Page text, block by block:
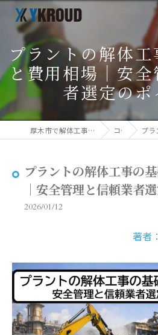
プラントの解体
と費用相場｜安
者選定のポ
厚木市で解体工事ならワイクラウド株式会社 コラム プラント
プラントの解体工事の
｜安全管理と信頼業者
2026/01/12
著者